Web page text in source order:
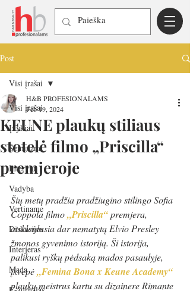
Post
Visi įrašai
Įvykiai
Seminarai
Interviu
Vadyba
Vertiname
Diskusijos
Interjeras
Mada
Visi įrašai
KEUNE plaukų stiliaus
stotelė filmo „Priscilla“
premjeroje
H&B PROFESIONALAMS
Feb 19, 2024
Šių metų pradžia pradžiugino stilingo Sofia
Coppola filmo„Priscilla“ premjera,
atskleidusia dar nematytą Elvio Presley
žmonos gyvenimo istoriją. Ši istorija,
palikusi ryškų pėdsaką mados pasaulyje,
įkvėpė„Femina Bona x Keune Academy“
plaukų meistrus kartu su dizainere Rimante